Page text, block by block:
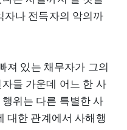
자나 전득자의 악의까
져 있는 채무자가 그의
들 가운데 어느 한 사
위는 다른 특별한 사
대한 관계에서 사해행